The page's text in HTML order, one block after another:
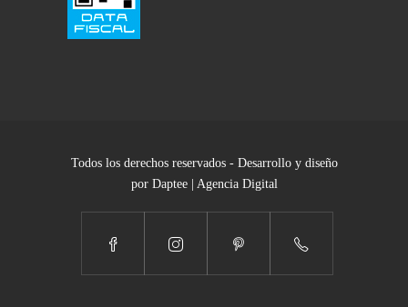
Todos los derechos reservados - Desarrollo y diseño
por Daptee | Agencia Digital